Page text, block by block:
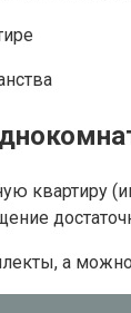
квартиру
а можно